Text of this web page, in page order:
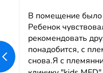
В помещение было
Ребенок
рекомендовать
понадобится, с
снова.Я с